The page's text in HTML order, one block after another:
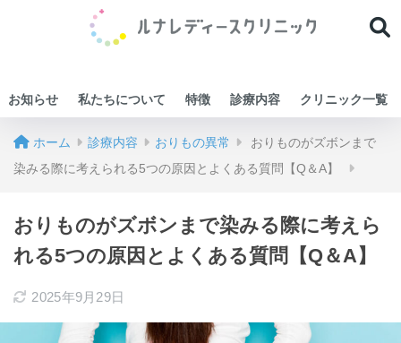
お知らせ 私たちについて 特徴 診療内容 クリニック一覧
ホーム 診療内容 おりもの異常
おりものがズボンまで
染みる際に考えられる5つの原因とよくある質問【Q＆A】
おりものがズボンまで染みる際に考えら
れる5つの原因とよくある質問【Q＆A】
2025年9月29日